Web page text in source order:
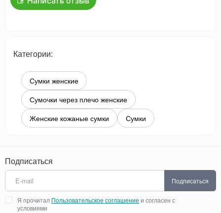
Категории:
Сумки женские
Сумочки через плечо женские
Женские кожаные сумки
Сумки
Подписаться
Подписаться
Я прочитал Пользовательское соглашение и согласен с
условиями